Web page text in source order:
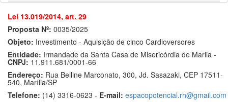
Lei 13.019/2014, art. 29
Proposta Nº: 0035/2025
Objeto: Investimento - Aquisição de cinco Cardioversores
Entidade: Irmandade da Santa Casa de Misericórdia de Marlia -
CNPJ: 11.911.681/0001-66
Endereço: Rua Belline Marconato, 300, Jd. Sasazaki, CEP 17511-
540, Marília/SP
Telefone: (14) 3316-0623 - E-mail: espacopotencial.rh@gmail.com